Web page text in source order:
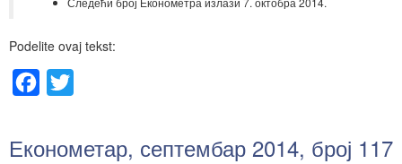
Podelite ovaj tekst:
Facebook
Економетар, септембар 2014, број 117